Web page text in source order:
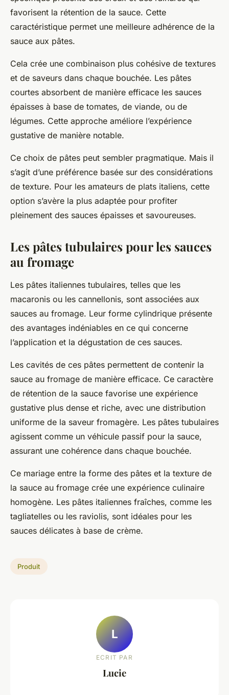
favorisent la rétention de la sauce. Cette
caractéristique permet une meilleure adhérence de la
sauce aux pâtes.
Cela crée une combinaison plus cohésive de textures
et de saveurs dans chaque bouchée. Les pâtes
courtes absorbent de manière efficace les sauces
épaisses à base de tomates, de viande, ou de
légumes. Cette approche améliore l’expérience
gustative de manière notable.
Ce choix de pâtes peut sembler pragmatique. Mais il
s’agit d’une préférence basée sur des considérations
de texture. Pour les amateurs de plats italiens, cette
option s’avère la plus adaptée pour profiter
pleinement des sauces épaisses et savoureuses.
Les pâtes tubulaires pour les sauces
au fromage
Les pâtes italiennes tubulaires, telles que les
macaronis ou les cannellonis, sont associées aux
sauces au fromage. Leur forme cylindrique présente
des avantages indéniables en ce qui concerne
l’application et la dégustation de ces sauces.
Les cavités de ces pâtes permettent de contenir la
sauce au fromage de manière efficace. Ce caractère
de rétention de la sauce favorise une expérience
gustative plus dense et riche, avec une distribution
uniforme de la saveur fromagère. Les pâtes tubulaires
agissent comme un véhicule passif pour la sauce,
assurant une cohérence dans chaque bouchée.
Ce mariage entre la forme des pâtes et la texture de
la sauce au fromage crée une expérience culinaire
homogène. Les pâtes italiennes fraîches, comme les
tagliatelles ou les raviolis, sont idéales pour les
sauces délicates à base de crème.
Produit
L
ECRIT PAR
Lucie